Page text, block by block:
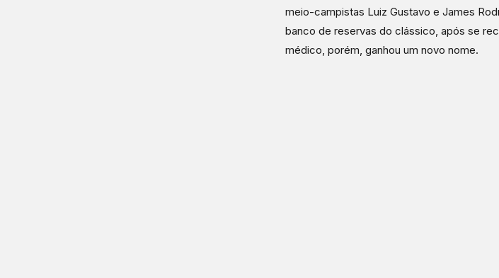
meio-campistas Luiz Gustavo e James
banco de reservas do clássico, após se
médico, porém, ganhou um novo nome.